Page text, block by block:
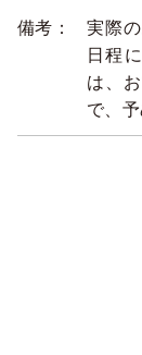
備考：
実際
日程
は、
で、